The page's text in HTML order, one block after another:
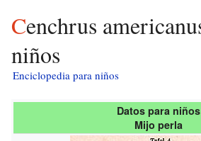
Cenchrus americanus para
niños
Enciclopedia para niños
Datos para niños
Mijo perla